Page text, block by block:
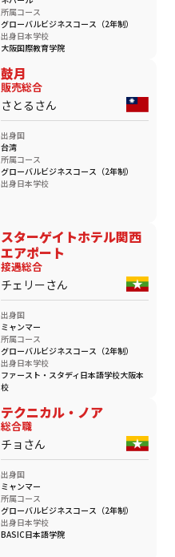
所属コース
グローバルビジネスコース（2年制）
出身日本学校
大阪国際教育学院
鼓月
販売総合
さとるさん
出身国
台湾
所属コース
グローバルビジネスコース（2年制）
出身日本学校
スターゲイトホテル関西
エアポート
接遇総合
チェリーさん
出身国
ミャンマー
所属コース
グローバルビジネスコース（2年制）
出身日本学校
ファースト・スタディ日本語学校大阪本
校
テクニカル・ノア
総合職
チョさん
出身国
ミャンマー
所属コース
グローバルビジネスコース（2年制）
出身日本学校
BASIC日本語学院